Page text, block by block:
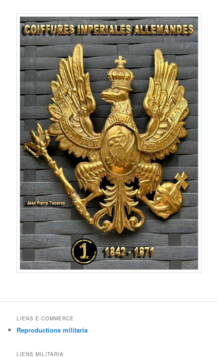
LIENS E-COMMERCE
Reproductions militaria
LIENS MILITARIA